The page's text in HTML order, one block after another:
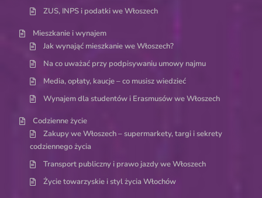
ZUS, INPS i podatki we Włoszech
Mieszkanie i wynajem
Jak wynająć mieszkanie we Włoszech?
Na co uważać przy podpisywaniu umowy najmu
Media, opłaty, kaucje – co musisz wiedzieć
Wynajem dla studentów i Erasmusów we Włoszech
Codzienne życie
Zakupy we Włoszech – supermarkety, targi i sekrety
codziennego życia
Transport publiczny i prawo jazdy we Włoszech
Życie towarzyskie i styl życia Włochów